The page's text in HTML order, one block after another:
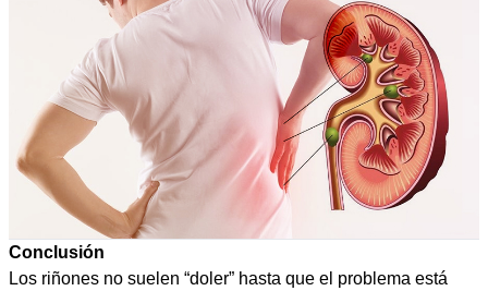
Conclusión
Los riñones no suelen “doler” hasta que el problema está